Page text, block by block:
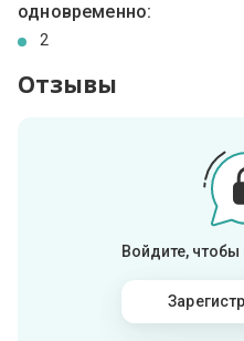
одновременно:
2
Отзывы
Войдите,